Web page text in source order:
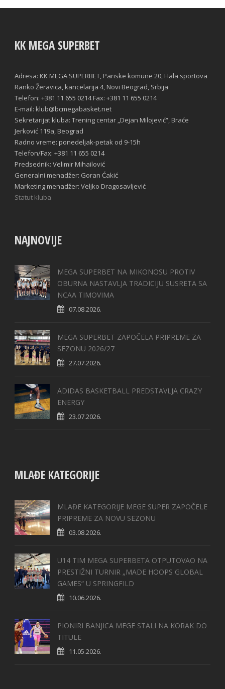
KK MEGA SUPERBET
Adresa: KK MEGA SUPERBET, Pariske komune 20, Hala sportova
Ranko Žeravica, kancelarija 4, Novi Beograd, Srbija
Telefon: +381 11 655 0214 Fax: +381 11 655 0214
E-mail: klub@bcmegabasket.net
Sekretarijat kluba: Trening centar „Dejan Milojević“, Braće
Jerković 119a, Beograd
Radno vreme: ponedeljak-petak od 9-15h
Telefon/Fax: +381 11 655 0214
Predsednik: Velimir Mihailović
Generalni menadžer: Goran Ćakić
Marketing menadžer: Veljko Dragosavljević
Statut kluba
NAJNOVIJE
MEGA SUPERBET NA MIKONOSU PROTIV
OBURNA NASTAVLJA TRADICIJU SUSRETA SA
NCAA TIMOVIMA
07.08.2026.
MEGA SUPERBET ZAPOČELA PRIPREME ZA
SEZONU 2026/27
27.07.2026.
ADIDAS BASKETBALL PREDSTAVLJA CRAZY
ENERGY
23.07.2026.
MLAĐE KATEGORIJE
MLAĐE KATEGORIJE MEGE SUPER ZAPOČELE
PRIPREME ZA NOVU SEZONU
03.08.2026.
U14 TIM MEGA SUPERBETA OTPUTOVAO NA
PRESTIŽNI TURNIR „MADE HOOPS GLOBAL
GAMES“ U SPRINGFILD
10.06.2026.
PIONIRI BANJICA MEGE STALI NA KORAK DO
TITULE
11.05.2026.